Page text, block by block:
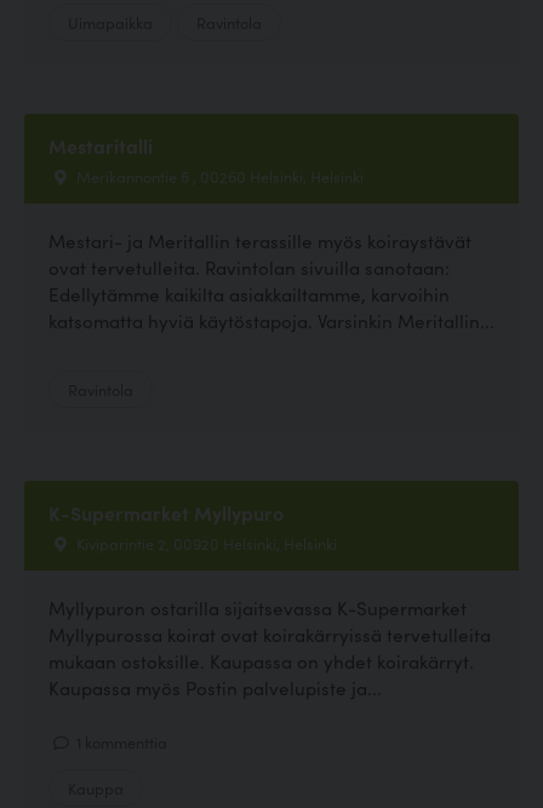
Mestaritalli
Merikannontie 6 , 00260 Helsinki, Helsinki
Mestari- ja Meritallin terassille myös koiraystävät
ovat tervetulleita. Ravintolan sivuilla sanotaan:
Edellytämme kaikilta asiakkailtamme, karvoihin
katsomatta hyviä käytöstapoja. Varsinkin Meritallin...
K-Supermarket Myllypuro
Kiviparintie 2, 00920 Helsinki, Helsinki
Myllypuron ostarilla sijaitsevassa K-Supermarket
Myllypurossa koirat ovat koirakärryissä tervetulleita
mukaan ostoksille. Kaupassa on yhdet koirakärryt.
Kaupassa myös Postin palvelupiste ja...